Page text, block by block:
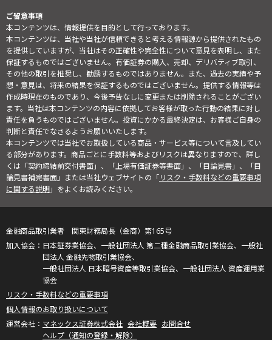
ご留意事項
本コンテンツは、情報提供を目的として行っております。
本コンテンツは、当社や当社が信頼できると考える情報源から提供されたもの
を提供していますが、当社はその正確性や完全性について意見を表明し、また
保証するものではございません。有価証券の購入、売却、デリバティブ取引、
その他の取引を推奨し、勧誘するものではありません。また、過去の実績や予
想・意見は、将来の結果を保証するものではございません。提供する情報等は
作成時現在のものであり、今後予告なしに変更または削除されることがござい
ます。当社は本コンテンツの内容に依拠してお客様が取った行動の結果に対し
責任を負うものではございません。投資にかかる最終決定は、お客様ご自身の
判断と責任でなさるようお願いいたします。
本コンテンツでは当社でお取扱している商品・サービス等について言及してい
る部分があります。商品ごとに手数料等およびリスクは異なりますので、詳し
くは「契約締結前交付書面」、「上場有価証券等書面」、「目論見書」、「目
論見書補完書面」または当社ウェブサイトの「リスク・手数料などの重要事項
に関する説明」をよくお読みください。
金融商品取引業者 関東財務局長（金商）第165号
日本証券業協会、一般社団法人 第二種金融商品取引業協会、一般社
団法人 金融先物取引業協会、
一般社団法人 日本暗号資産等取引業協会、一般社団法人 資産運用業
協会
リスク・手数料などの重要事項
個人情報のお取り扱いについて
マネックス証券株式会社 会社概要 お問合せ
ヘルプ（通知の登録・解除）